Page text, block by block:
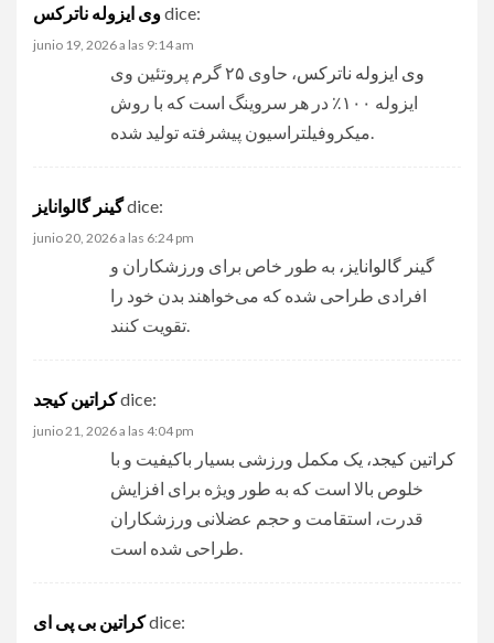
وی ایزوله ناترکس dice:
junio 19, 2026 a las 9:14 am
وی ایزوله ناترکس
، حاوی ۲۵ گرم پروتئین وی
ایزوله ۱۰۰٪ در هر سروینگ است که با روش
گینر گالوانایزdice:
junio 20, 2026 a las 6:24 pm
گینر گالوانایز ، به طور خاص برای ورزشکاران و
افرادی طراحی شده که می‌خواهند بدن خود را
کراتین کیجدdice:
junio 21, 2026 a las 4:04 pm
کراتین کیجد، یک مکمل ورزشی بسیار باکیفیت و با
خلوص بالا است که به طور ویژه برای افزایش
قدرت، استقامت و حجم عضلانی ورزشکاران
کراتین بی پی ایdice: